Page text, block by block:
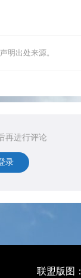
明出处来源。
再进行评论
录
联盟版图：